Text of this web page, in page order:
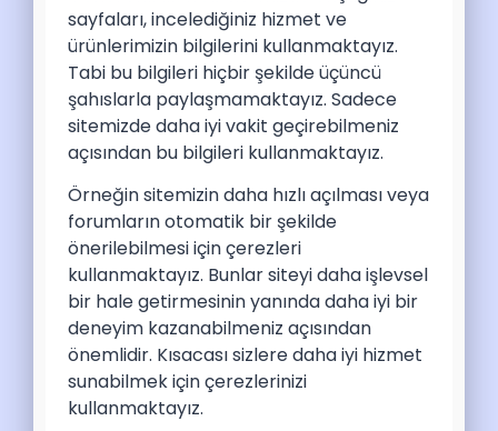
sayfaları, incelediğiniz hizmet ve
ürünlerimizin bilgilerini kullanmaktayız.
Tabi bu bilgileri hiçbir şekilde üçüncü
şahıslarla paylaşmamaktayız. Sadece
sitemizde daha iyi vakit geçirebilmeniz
açısından bu bilgileri kullanmaktayız.
Örneğin sitemizin daha hızlı açılması veya
forumların otomatik bir şekilde
önerilebilmesi için çerezleri
kullanmaktayız. Bunlar siteyi daha işlevsel
bir hale getirmesinin yanında daha iyi bir
deneyim kazanabilmeniz açısından
önemlidir. Kısacası sizlere daha iyi hizmet
sunabilmek için çerezlerinizi
kullanmaktayız.